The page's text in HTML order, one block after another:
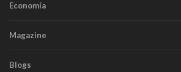
Economía
Magazine
Blogs